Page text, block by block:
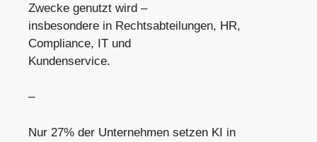
Zwecke genutzt wird –
insbesondere in Rechtsabteilungen, HR,
Compliance, IT und
Kundenservice.
–
Nur 27% der Unternehmen setzen KI in